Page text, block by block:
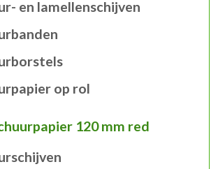
en lamellenschijven
op rol
120 mm red